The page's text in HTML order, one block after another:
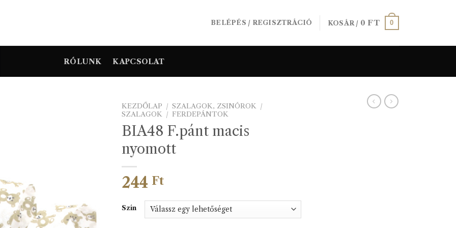
BELÉPÉS / REGISZTRÁCIÓ KOSÁR / 0FT 0
RÓLUNK KAPCSOLAT
KEZDŐLAP / SZALAGOK, ZSINÓROK /
SZALAGOK / FERDEPÁNTOK
BIA48 F.pánt macis
nyomott
244 Ft
Szín